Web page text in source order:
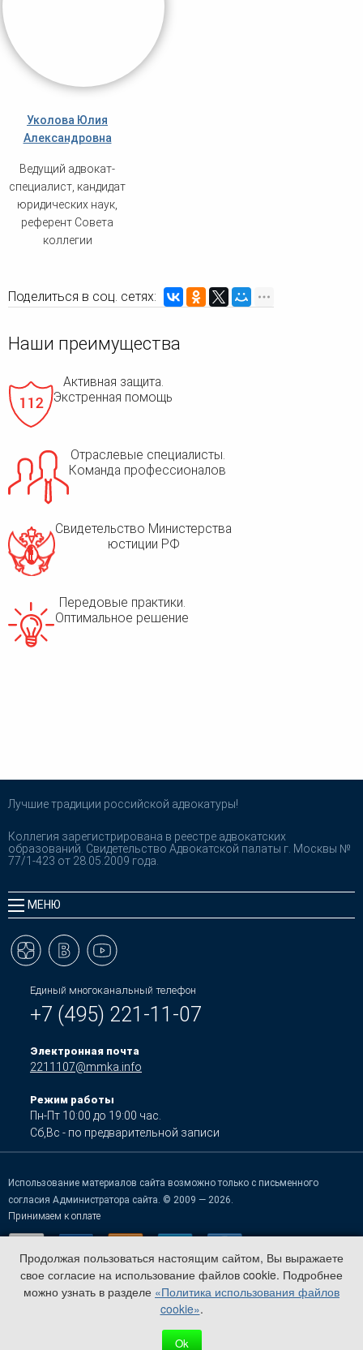
Уколова Юлия
Александровна
Ведущий адвокат-
специалист, кандидат
юридических наук,
референт Совета
коллегии
Поделиться в соц. сетях:
Наши преимущества
Активная защита.
Экстренная помощь
Отраслевые специалисты.
Команда профессионалов
Свидетельство Министерства
юстиции РФ
Передовые практики.
Оптимальное решение
Лучшие традиции российской адвокатуры!
Коллегия зарегистрирована в реестре адвокатских
образований. Свидетельство Адвокатской палаты г. Москвы №
77/1-423 от 28.05.2009 года.
МЕНЮ
Единый многоканальный телефон
+7 (495) 221-11-07
Электронная почта
2211107@mmka.info
Режим работы
Пн-Пт 10:00 до 19:00 час.
Сб,Вс - по предварительной записи
Использование материалов сайта возможно только с письменного
согласия Администратора сайта. © 2009 — 2026.
Принимаем к оплате
Продолжая пользоваться настоящим сайтом, Вы выражаете
свое согласие на использование файлов cookie. Подробнее
можно узнать в разделе «Политика использования файлов
cookie».
Ok